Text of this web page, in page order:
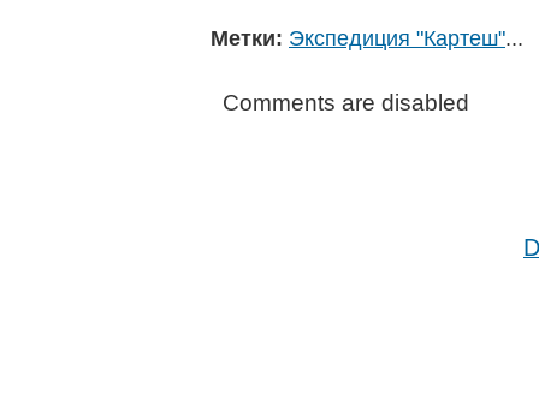
Метки: Экспедиция "Картеш"...
Comments are disabled